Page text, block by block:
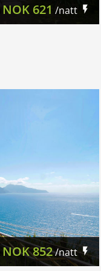
NOK 621 /natt
NOK852/natt